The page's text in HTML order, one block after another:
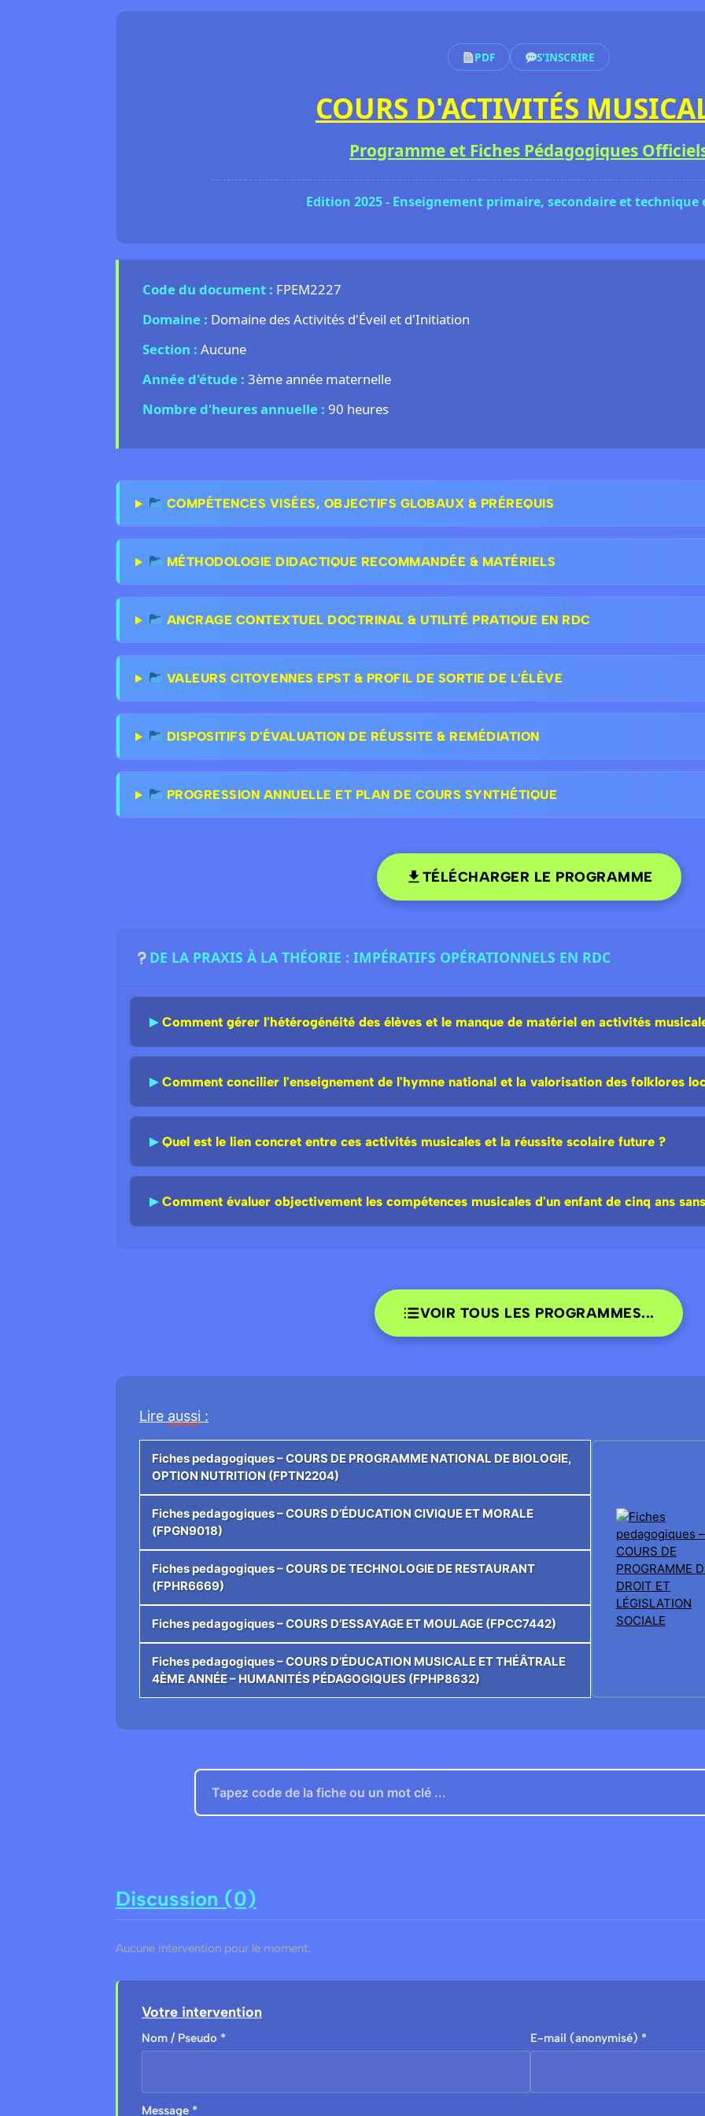
PDF S'INSCRIRE
COURS D'ACTIVITÉS
Programme et Fiches Pédagogiques
Edition 2025 - Enseignement primaire, secondaire et technique
Code du document : FPEM2227
Domaine : Domaine des Activités d'Éveil et d'Initiation
Section : Aucune
Année d'étude : 3ème année maternelle
Nombre d'heures annuelle : 90 heures
COMPÉTENCES VISÉES, OBJECTIFS GLOBAUX & PRÉREQUIS
MÉTHODOLOGIE DIDACTIQUE RECOMMANDÉE & MATÉRIELS
ANCRAGE CONTEXTUEL DOCTRINAL & UTILITÉ PRATIQUE EN RDC
VALEURS CITOYENNES EPST & PROFIL DE SORTIE DE L'ÉLÈVE
DISPOSITIFS D'ÉVALUATION DE RÉUSSITE & REMÉDIATION
PROGRESSION ANNUELLE ET PLAN DE COURS SYNTHÉTIQUE
TÉLÉCHARGER LE PROGRAMME
DE LA PRAXIS À LA THÉORIE : IMPÉRATIFS OPÉRATIONNELS EN RDC
► Comment gérer l'hétérogénéité des élèves et le manque de matériel en activités
► Comment concilier l'enseignement de l'hymne national et la valorisation des folklores
► Quel est le lien concret entre ces activités musicales et la réussite scolaire future ?
► Comment évaluer objectivement les compétences musicales d'un enfant de cinq ans
VOIR TOUS LES PROGRAMMES...
Lire aussi :
Fiches pedagogiques – COURS DE PROGRAMME NATIONAL DE BIOLOGIE,
OPTION NUTRITION (FPTN2204)
Fiches pedagogiques – COURS D’ÉDUCATION CIVIQUE ET MORALE
(FPGN9018)
Fiches pedagogiques – COURS DE TECHNOLOGIE DE RESTAURANT
(FPHR6669)
Fiches pedagogiques – COURS D’ESSAYAGE ET MOULAGE (FPCC7442)
Fiches pedagogiques – COURS D’ÉDUCATION MUSICALE ET THÉÂTRALE
4ÈME ANNÉE – HUMANITÉS PÉDAGOGIQUES (FPHP8632)
Discussion (0)
Aucune intervention pour le moment.
Votre intervention
Nom / Pseudo * E-mail (anonymisé) *
Message *